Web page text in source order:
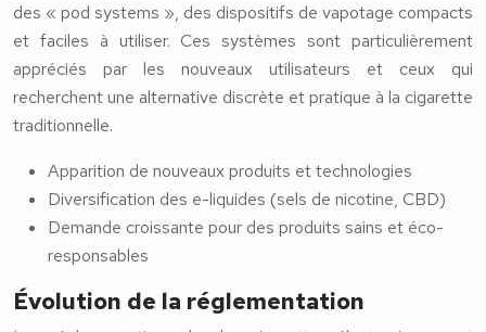
des « pod systems », des dispositifs de vapotage compacts
et faciles à utiliser. Ces systèmes sont particulièrement
appréciés par les nouveaux utilisateurs et ceux qui
recherchent une alternative discrète et pratique à la cigarette
traditionnelle.
Apparition de nouveaux produits et technologies
Diversification des e-liquides (sels de nicotine, CBD)
Demande croissante pour des produits sains et éco-
responsables
Évolution de la réglementation